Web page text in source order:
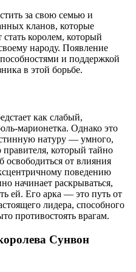
за свою семью и
кланов, которые
королем, который
народу. Появление
и поддержкой
в этой борьбе.
как слабый,
марионетка. Однако это
натуру — умного,
который тайно
от влияния
поведению
начинает раскрываться,
ей. Его арка — это путь от
лидера, способного
противостоять врагам.
Сунвон